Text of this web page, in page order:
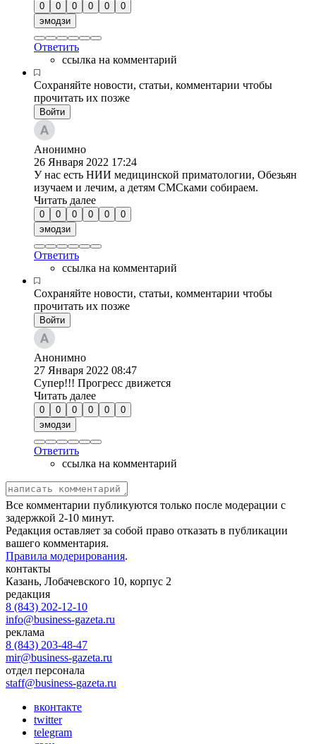
0 0 0 0 0
0
эмодзи
Ответить
ссылка на комментарий
Сохраняйте новости, статьи, комментарии чтобы
прочитать их позже
Войти
Анонимно
26 Января 2022 17:24
У нас есть НИИ медицинской приматологии, Обезьян
изучаем и лечим, а детям СМСками собираем.
Читать далее
0 0 0 0 0
0
эмодзи
Ответить
ссылка на комментарий
Сохраняйте новости, статьи, комментарии чтобы
прочитать их позже
Войти
Анонимно
27 Января 2022 08:47
Супер!!! Прогресс движется
Читать далее
0 0 0 0 0
0
эмодзи
Ответить
ссылка на комментарий
Все комментарии публикуются только после модерации с
задержкой 2-10 минут.
Редакция оставляет за собой право отказать в публикации
вашего комментария.
Правила модерирования.
контакты
Казань, Лобачевского 10, корпус 2
редакция
8 (843) 202-12-10
info@business-gazeta.ru
реклама
8 (843) 203-48-47
mir@business-gazeta.ru
отдел персонала
staff@business-gazeta.ru
вконтакте
twitter
telegram